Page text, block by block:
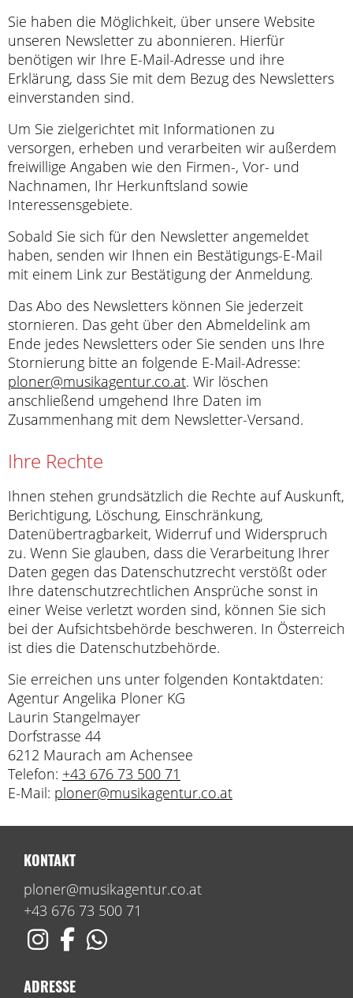
Sie haben die Möglichkeit, über unsere Website
unseren Newsletter zu abonnieren. Hierfür
benötigen wir Ihre E-Mail-Adresse und ihre
Erklärung, dass Sie mit dem Bezug des Newsletters
einverstanden sind.
Um Sie zielgerichtet mit Informationen zu
versorgen, erheben und verarbeiten wir außerdem
freiwillige Angaben wie den Firmen-, Vor- und
Nachnamen, Ihr Herkunftsland sowie
Interessensgebiete.
Sobald Sie sich für den Newsletter angemeldet
haben, senden wir Ihnen ein Bestätigungs-E-Mail
mit einem Link zur Bestätigung der Anmeldung.
Das Abo des Newsletters können Sie jederzeit
stornieren. Das geht über den Abmeldelink am
Ende jedes Newsletters oder Sie senden uns Ihre
Stornierung bitte an folgende E-Mail-Adresse:
ploner@musikagentur.co.at. Wir löschen
anschließend umgehend Ihre Daten im
Zusammenhang mit dem Newsletter-Versand.
Ihre Rechte
Ihnen stehen grundsätzlich die Rechte auf Auskunft,
Berichtigung, Löschung, Einschränkung,
Datenübertragbarkeit, Widerruf und Widerspruch
zu. Wenn Sie glauben, dass die Verarbeitung Ihrer
Daten gegen das Datenschutzrecht verstößt oder
Ihre datenschutzrechtlichen Ansprüche sonst in
einer Weise verletzt worden sind, können Sie sich
bei der Aufsichtsbehörde beschweren. In Österreich
ist dies die Datenschutzbehörde.
Sie erreichen uns unter folgenden Kontaktdaten:
Agentur Angelika Ploner KG
Laurin Stangelmayer
Dorfstrasse 44
6212 Maurach am Achensee
Telefon: +43 676 73 500 71
E-Mail: ploner@musikagentur.co.at
KONTAKT
ploner@musikagentur.co.at
+43 676 73 500 71
ADRESSE